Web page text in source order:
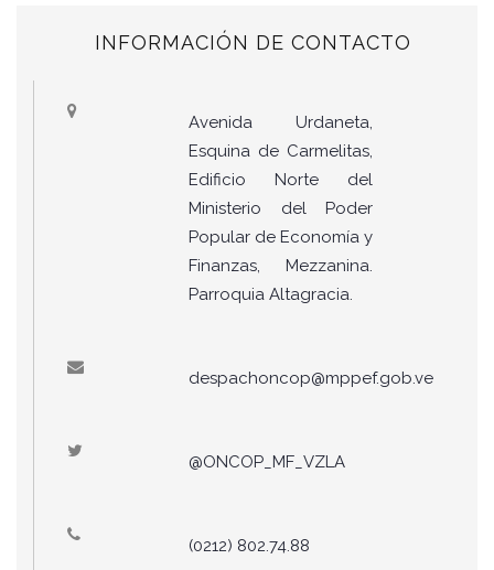
INFORMACIÓN DE CONTACTO
Avenida Urdaneta,
Esquina de Carmelitas,
Edificio Norte del
Ministerio del Poder
Popular de Economía y
Finanzas, Mezzanina.
Parroquia Altagracia.
despachoncop@mppef.gob.ve
@ONCOP_MF_VZLA
(0212) 802.74.88